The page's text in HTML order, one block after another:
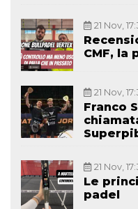
21 Nov,
CMF, la
21 Nov,
Franco
21 Nov,
Le
padel